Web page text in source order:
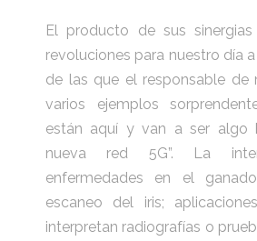
El producto de sus
revoluciones para nuestro día
de las que el responsable de
varios ejemplos
están aquí y van a ser algo
nueva red 5G”. La
enfermedades en el
escaneo del iris;
interpretan radiografías o